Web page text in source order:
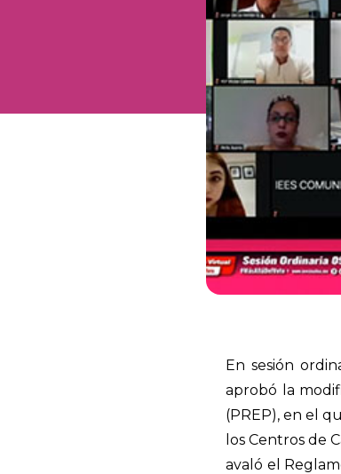
En sesión
aprobó la
(PREP), en el
los Centros de
avaló el